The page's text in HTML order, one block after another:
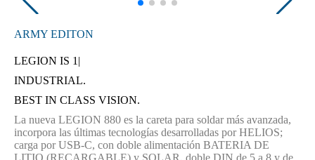
ARMY EDITON
LEGION IS C
INDUSTRIAL.
BEST IN CLASS VISION.
La nueva LEGION 880 es la careta para soldar más avanzada,
incorpora las últimas tecnologías desarrolladas por HELIOS;
carga por USB-C, con doble alimentación BATERIA DE
LITIO (RECARGABLE) y SOLAR, doble DIN de 5 a 8 y de